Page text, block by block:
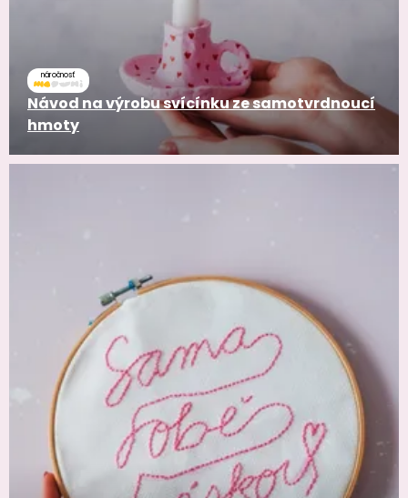
náročnosť
Návod na výrobu svícínku ze samotvrdnoucí
hmoty